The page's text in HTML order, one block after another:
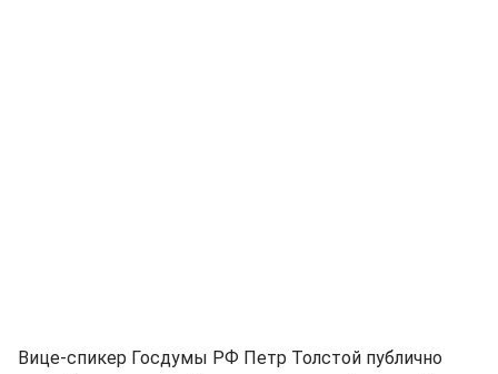
Вице-спикер Госдумы РФ Петр Толстой публично